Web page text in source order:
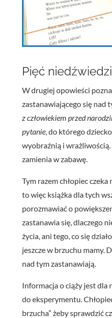
Pięć niedźwiedzi
W drugiej opowieści
zastanawiającego się nad
z człowiekiem przed
pytanie, do którego
wyobraźnią i
zamienia w zabawę.
Tym razem chłopiec
to więc książka dla tych
porozmawiać o
zastanawia się, dlaczego
życia, ani tego, co się
jeszcze w brzuchu mamy.
nad tym zastanawiają.
Informacja o ciąży jest dla
do eksperymentu.
brzucha” żeby sprawdzić